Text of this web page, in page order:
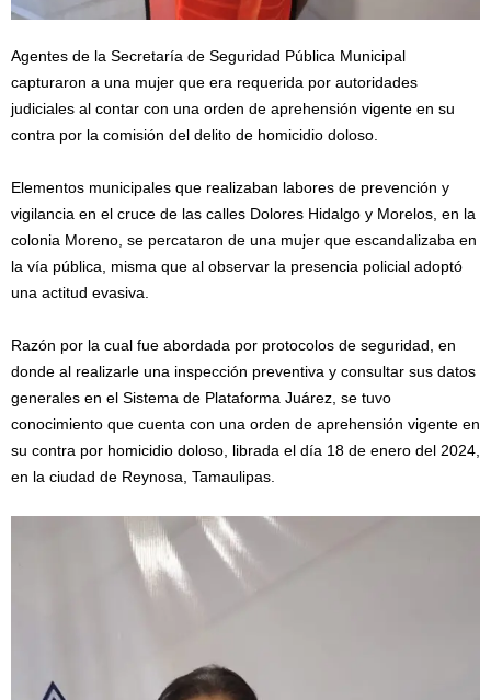
Agentes de la Secretaría de Seguridad Pública Municipal
capturaron a una mujer que era requerida por autoridades
judiciales al contar con una orden de aprehensión vigente en su
contra por la comisión del delito de homicidio doloso.
Elementos municipales que realizaban labores de prevención y
vigilancia en el cruce de las calles Dolores Hidalgo y Morelos, en la
colonia Moreno, se percataron de una mujer que escandalizaba en
la vía pública, misma que al observar la presencia policial adoptó
una actitud evasiva.
Razón por la cual fue abordada por protocolos de seguridad, en
donde al realizarle una inspección preventiva y consultar sus datos
generales en el Sistema de Plataforma Juárez, se tuvo
conocimiento que cuenta con una orden de aprehensión vigente en
su contra por homicidio doloso, librada el día 18 de enero del 2024,
en la ciudad de Reynosa, Tamaulipas.